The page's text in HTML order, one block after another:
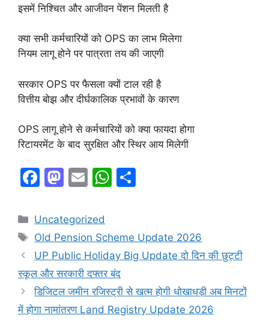
इसमें निश्चित और आजीवन पेंशन मिलती है
क्या सभी कर्मचारियों को OPS का लाभ मिलेगा
नियम लागू होने पर पात्रता तय की जाएगी
सरकार OPS पर फैसला क्यों टाल रही है
वित्तीय बोझ और दीर्घकालिक प्रभावों के कारण
OPS लागू होने से कर्मचारियों को क्या फायदा होगा
रिटायरमेंट के बाद सुरक्षित और स्थिर आय मिलेगी
F
c
e
b
o
o
k
M
st
o
d
o
n
E
ai
l
W
s
A
p
p
e
Categories
Uncategorized
Tags
Old Pension Scheme Update 2026
UP Public Holiday Big Update दो दिन की छुट्टी
स्कूल और सरकारी दफ्तर बंद
डिजिटल जमीन रजिस्ट्री से खत्म होगी धोखाधड़ी अब मिनटों
में होगा नामांतरण Land Registry Update 2026